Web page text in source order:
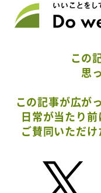
この
思
この記事が広が
日常が当たり前
ご賛同いただ